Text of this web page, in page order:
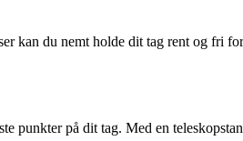
du nemt holde dit tag rent og fri
punkter på dit tag. Med en